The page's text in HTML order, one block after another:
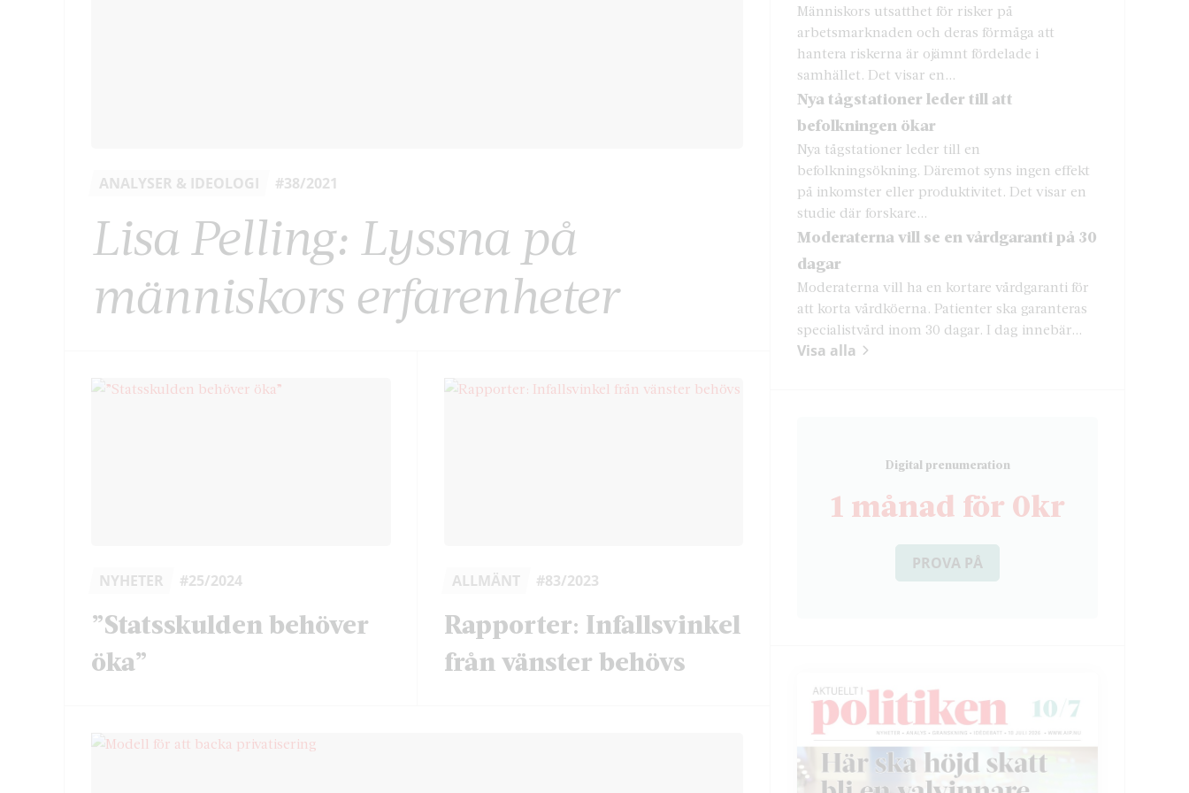
ANALYSER & IDEOLOGI #38/2021
Lisa Pelling: Lyssna på
människors erfarenheter
NYHETER #25/2024
”Statsskulden behöver
öka”
ALLMÄNT #83/2023
Rapporter: Infallsvinkel
från vänster behövs
Människors utsatthet för risker på
arbetsmarknaden och deras förmåga att
hantera riskerna är ojämnt fördelade i
samhället. Det visar en...
Nya tågstationer leder till att
befolkningen ökar
Nya tågstationer leder till en
befolkningsökning. Däremot syns ingen effekt
på inkomster eller produktivitet. Det visar en
studie där forskare...
Moderaterna vill se en vårdgaranti på 30
dagar
Moderaterna vill ha en kortare vårdgaranti för
att korta vårdköerna. Patienter ska garanteras
specialistvård inom 30 dagar. I dag innebär...
Visa alla
Digital prenumeration
1 månad för 0kr
PROVA PÅ